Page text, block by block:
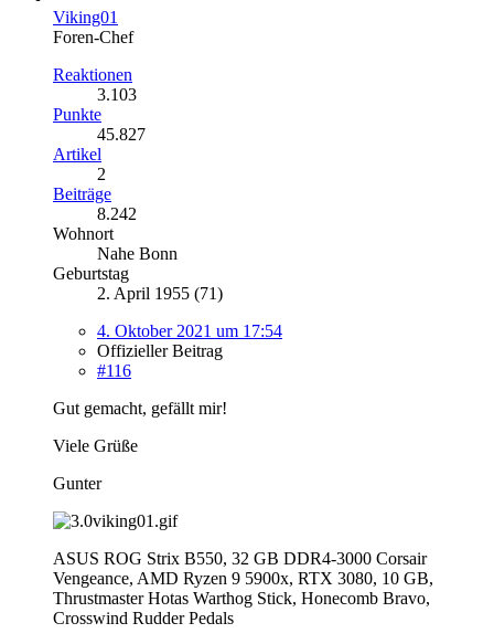
Viking01
Foren-Chef
Reaktionen
3.103
Punkte
45.827
Artikel
2
Beiträge
8.242
Wohnort
Nahe Bonn
Geburtstag
2. April 1955 (71)
4. Oktober 2021 um 17:54
Offizieller Beitrag
#116
Gut gemacht, gefällt mir!
Viele Grüße
Gunter
ASUS ROG Strix B550, 32 GB DDR4-3000 Corsair
Vengeance, AMD Ryzen 9 5900x, RTX 3080, 10 GB,
Thrustmaster Hotas Warthog Stick, Honecomb Bravo,
Crosswind Rudder Pedals